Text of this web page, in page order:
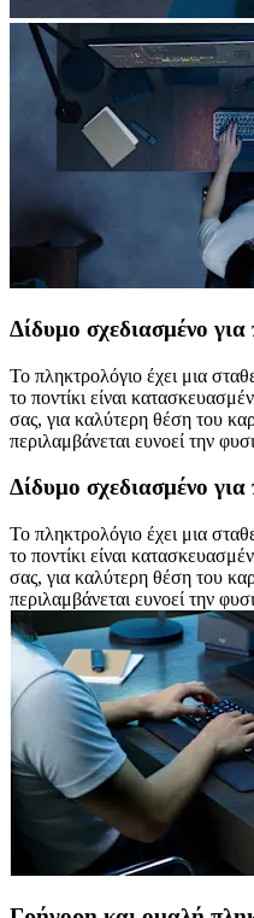
Δίδυμο σχεδιασμένο
Το πληκτρολόγιο έχει μια
το ποντίκι είναι
σας, για καλύτερη θέση του
περιλαμβάνεται ευνοεί την
Δίδυμο σχεδιασμένο
Το πληκτρολόγιο έχει μια
το ποντίκι είναι
σας, για καλύτερη θέση του
περιλαμβάνεται ευνοεί την